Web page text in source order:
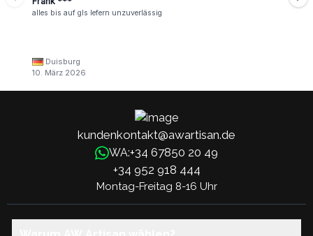
alles bis auf gls lefern unzuverlässig
Duisburg
10. März 2026
kundenkontakt@awartisan.de
WA:+34 67850 20 49
+34 952 918 444
Montag-Freitag 8-16 Uhr